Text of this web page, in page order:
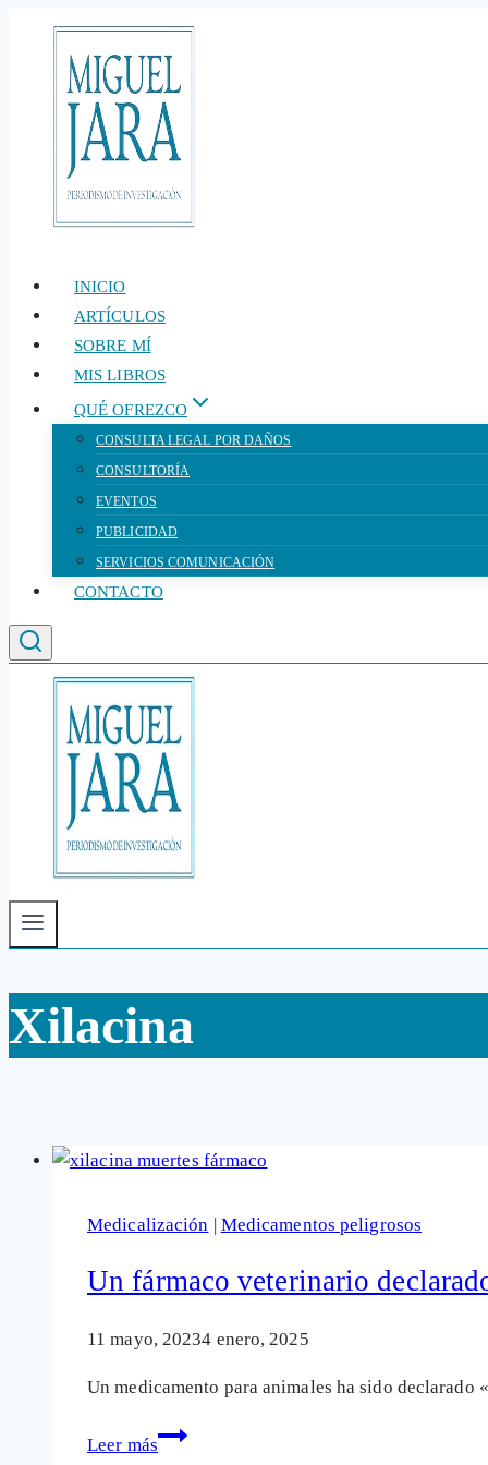
contenido
INICIO
ARTÍCULOS
SOBRE MÍ
MIS LIBROS
QUÉ OFREZCO
CONSULTA LEGAL POR DAÑOS
CONSULTORÍA
EVENTOS
PUBLICIDAD
SERVICIOS COMUNICACIÓN
CONTACTO
Xilacina
Medicalización | Medicamentos peligrosos
Un fármaco veterinario
11 mayo, 20234 enero, 2025
Un medicamento para animales ha sido declarado
Leer más
Un